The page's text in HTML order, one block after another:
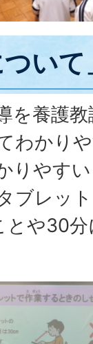
いて
を養護
わかり
りやす
ブレッ
や30